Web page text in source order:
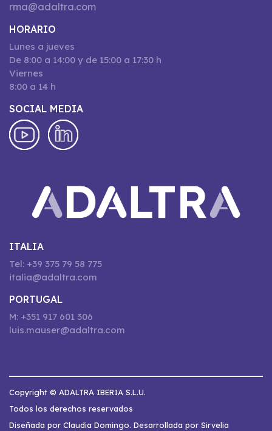
rma@adaltra.com
HORARIO
Lunes a jueves
De 8:00 a 14:00 y de 15:00 a 17:30 h
Viernes
8:00 a 14 h
SOCIAL MEDIA
ITALIA
Tel: +39 375 79 58 775
italia@adaltra.com
PORTUGAL
M: +351 917 601 306
luis.mauser@adaltra.com
Copyright © ADALTRA IBERIA S.L.U.
Todos los derechos reservados
Diseñada por Claudia Domingo. Desarrollada por Sirvelia